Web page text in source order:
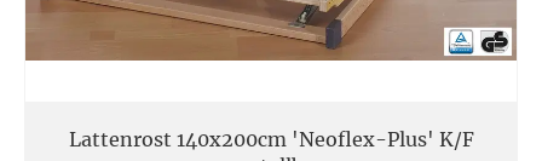
Lattenrost 140x200cm 'Neoflex-Plus' K/F